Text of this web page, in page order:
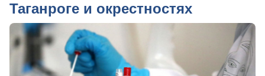
Таганроге и окрестностях